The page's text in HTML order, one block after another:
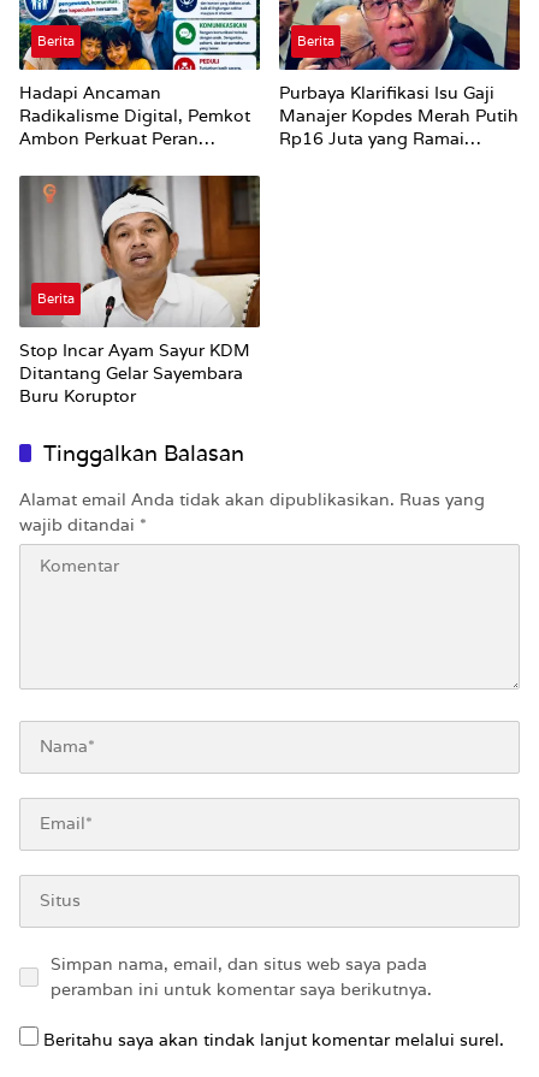
Berita
Hadapi Ancaman
Radikalisme Digital, Pemkot
Ambon Perkuat Peran
Berita
Purbaya Klarifikasi Isu Gaji
Manajer Kopdes Merah Putih
Rp16 Juta yang Ramai
Berita
Stop Incar Ayam Sayur KDM
Ditantang Gelar Sayembara
Buru Koruptor
Tinggalkan Balasan
Alamat email Anda tidak akan dipublikasikan. Ruas yang
wajib ditandai *
Simpan nama, email, dan situs web saya pada
peramban ini untuk komentar saya berikutnya.
Beritahu saya akan tindak lanjut komentar melalui surel.